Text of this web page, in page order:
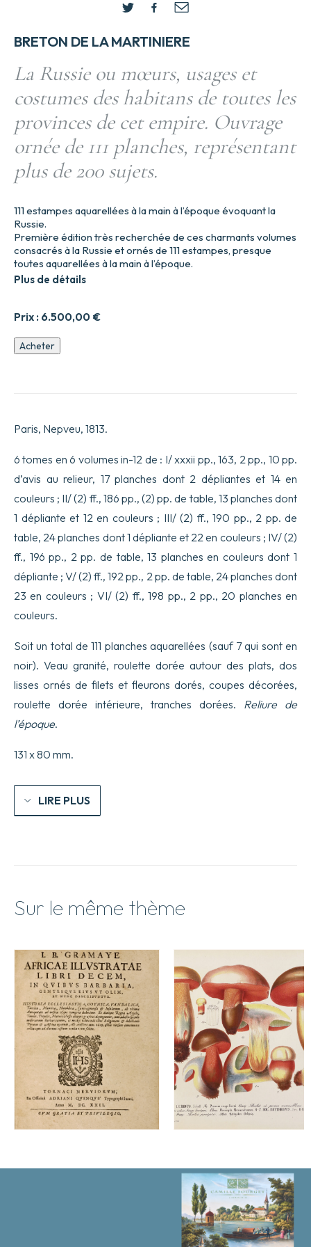
BRETON DE LA MARTINIERE
La Russie ou mœurs, usages et
costumes des habitans de toutes les
provinces de cet empire. Ouvrage
ornée de 111 planches, représentant
plus de 200 sujets.
Prix : 6.500,00 €
111 estampes aquarellées à la main à l’époque évoquant la
Russie.
Première édition très recherchée de ces charmants volumes
consacrés à la Russie et ornés de 111 estampes, presque
toutes aquarellées à la main à l’époque.
Plus de détails
quantité
de
et
des
de
toutes
les
provinces
de
cet
empire.
ornée
de
planches,
plus
200
sujets.
Acheter
Paris, Nepveu, 1813.
6 tomes en 6 volumes in-12 de : I/ xxxii pp., 163, 2 pp., 10 pp.
d’avis au relieur, 17 planches dont 2 dépliantes et 14 en
couleurs ; II/ (2) ff., 186 pp., (2) pp. de table, 13 planches dont
1 dépliante et 12 en couleurs ; III/ (2) ff., 190 pp., 2 pp. de
table, 24 planches dont 1 dépliante et 22 en couleurs ; IV/ (2)
ff., 196 pp., 2 pp. de table, 13 planches en couleurs dont 1
dépliante ; V/ (2) ff., 192 pp., 2 pp. de table, 24 planches dont
23 en couleurs ; VI/ (2) ff., 198 pp., 2 pp., 20 planches en
couleurs.
Soit un total de 111 planches aquarellées (sauf 7 qui sont en
noir). Veau granité, roulette dorée autour des plats, dos
lisses ornés de filets et fleurons dorés, coupes décorées,
roulette dorée intérieure, tranches dorées. Reliure de
l’époque.
131 x 80 mm.
LIRE PLUS
Sur le même thème